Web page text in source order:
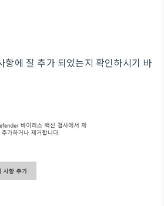
항에 잘 추가 되었는지 확인하시기 바